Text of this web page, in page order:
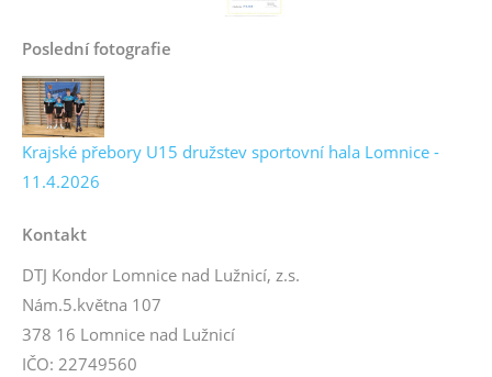
Poslední fotografie
Krajské přebory U15 družstev sportovní hala Lomnice -
11.4.2026
Kontakt
DTJ Kondor Lomnice nad Lužnicí, z.s.
Nám.5.května 107
378 16 Lomnice nad Lužnicí
IČO: 22749560